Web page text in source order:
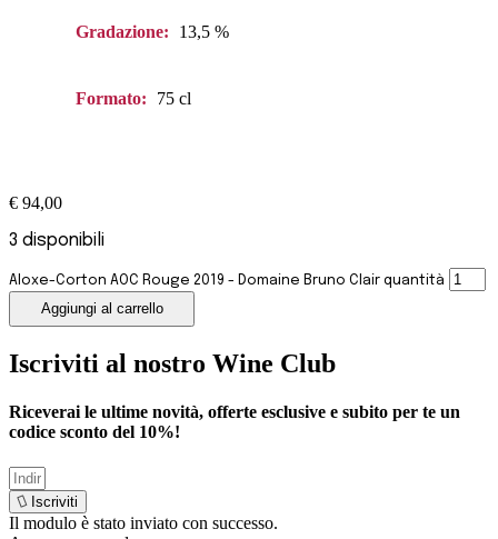
Gradazione: 13,5 %
Formato: 75 cl
€ 94,00
3 disponibili
Aloxe-Corton AOC Rouge 2019 - Domaine Bruno Clair quantità
Aggiungi al carrello
Iscriviti al nostro Wine Club
Riceverai le ultime novità, offerte esclusive e subito per te un
codice sconto del 10%!
Iscriviti
Il modulo è stato inviato con successo.